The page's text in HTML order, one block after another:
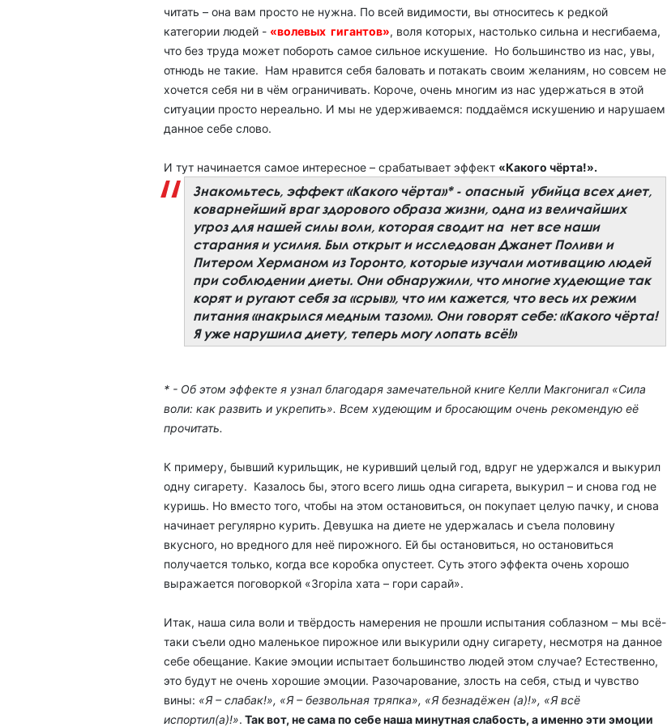
читать – она вам просто не нужна. По всей видимости, вы относитесь к редкой
категории людей - «волевых гигантов», воля которых, настолько сильна и несгибаема,
что без труда может побороть самое сильное искушение. Но большинство из нас, увы,
отнюдь не такие. Нам нравится себя баловать и потакать своим желаниям, но совсем не
хочется себя ни в чём ограничивать. Короче, очень многим из нас удержаться в этой
ситуации просто нереально. И мы не удерживаемся: поддаёмся искушению и нарушаем
данное себе слово.
И тут начинается самое интересное – срабатывает эффект «Какого чёрта!».
Знакомьтесь, эффект «Какого чёрта»* - опасный убийца всех диет,
коварнейший враг здорового образа жизни, одна из величайших
угроз для нашей силы воли, которая сводит на нет все наши
старания и усилия. Был открыт и исследован Джанет Поливи и
Питером Херманом из Торонто, которые изучали мотивацию людей
при соблюдении диеты. Они обнаружили, что многие худеющие так
корят и ругают себя за «срыв», что им кажется, что весь их режим
питания «накрылся медным тазом». Они говорят себе: «Какого чёрта!
Я уже нарушила диету, теперь могу лопать всё!»
* - Об этом эффекте я узнал благодаря замечательной книге Келли Макгонигал «Сила
воли: как развить и укрепить». Всем худеющим и бросающим очень рекомендую её
прочитать.
К примеру, бывший курильщик, не куривший целый год, вдруг не удержался и выкурил
одну сигарету. Казалось бы, этого всего лишь одна сигарета, выкурил – и снова год не
куришь. Но вместо того, чтобы на этом остановиться, он покупает целую пачку, и снова
начинает регулярно курить. Девушка на диете не удержалась и съела половину
вкусного, но вредного для неё пирожного. Ей бы остановиться, но остановиться
получается только, когда все коробка опустеет. Суть этого эффекта очень хорошо
выражается поговоркой «Згоріла хата – гори сарай».
Итак, наша сила воли и твёрдость намерения не прошли испытания соблазном – мы всё-
таки съели одно маленькое пирожное или выкурили одну сигарету, несмотря на данное
себе обещание. Какие эмоции испытает большинство людей этом случае? Естественно,
это будут не очень хорошие эмоции. Разочарование, злость на себя, стыд и чувство
вины: «Я – слабак!», «Я – безвольная тряпка», «Я безнадёжен (а)!», «Я всё
испортил(а)!». Так вот, не сама по себе наша минутная слабость, а именно эти эмоции